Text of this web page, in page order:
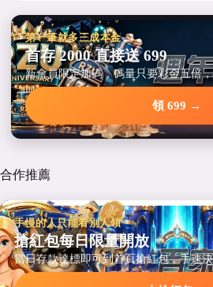
第一筆就多三成本金
首存 2000 直接送 699
新會員限定加碼，碼量只要彩金五倍
領 699 →
合作推薦
手慢的人只能看別人領
搶紅包每日限量開放
當日存款達標即可到首頁搶紅包，手速